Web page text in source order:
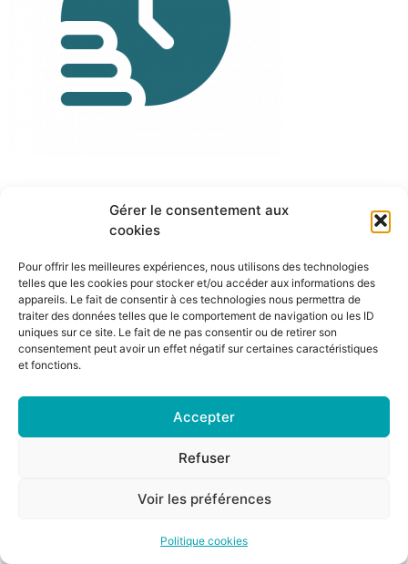
Gérer le consentement aux
cookies
Pour offrir les meilleures expériences, nous utilisons des technologies
telles que les cookies pour stocker et/ou accéder aux informations des
appareils. Le fait de consentir à ces technologies nous permettra de
traiter des données telles que le comportement de navigation ou les ID
uniques sur ce site. Le fait de ne pas consentir ou de retirer son
consentement peut avoir un effet négatif sur certaines caractéristiques
et fonctions.
Accepter
Refuser
Voir les préférences
Politique cookies
restaurateurs
Tous droits réservés